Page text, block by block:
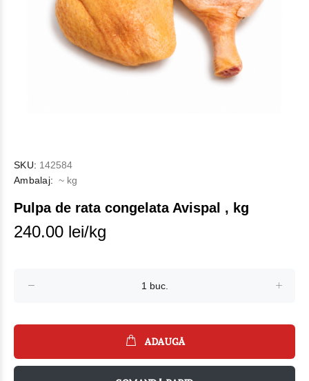
SKU: 142584
Ambalaj: ~ kg
Pulpa de rata congelata Avispal , kg
240.00 lei/kg
ADAUGĂ